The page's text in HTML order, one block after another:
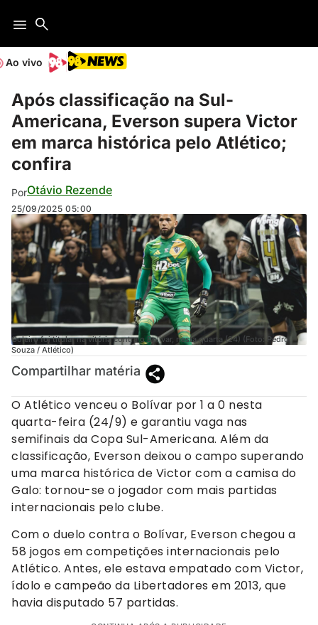
Ao vivo
Após classificação na Sul-
Americana, Everson supera Victor
em marca histórica pelo Atlético;
confira
PorOtávio Rezende
25/09/2025 05:00
Goleiro foi titular na vitória contra o Bolivar, nesta quarta (24) (Foto: Pedro
Souza / Atlético)
Compartilhar matéria
O Atlético venceu o Bolívar por 1 a 0 nesta
quarta-feira (24/9) e garantiu vaga nas
semifinais da Copa Sul-Americana. Além da
classificação, Everson deixou o campo superando
uma marca histórica de Victor com a camisa do
Galo: tornou-se o jogador com mais partidas
internacionais pelo clube.
Com o duelo contra o Bolívar, Everson chegou a
58 jogos em competições internacionais pelo
Atlético. Antes, ele estava empatado com Victor,
ídolo e campeão da Libertadores em 2013, que
havia disputado 57 partidas.